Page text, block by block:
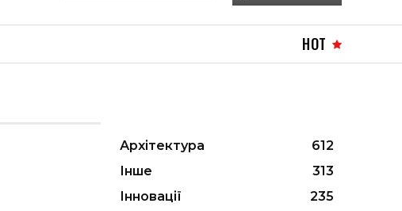
HOT
Архітектура
612
Інше
313
Інновації
235